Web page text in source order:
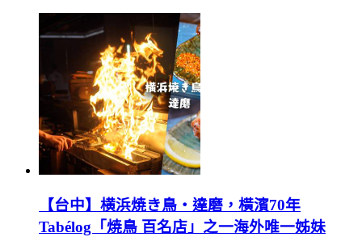
【台中】横浜焼き鳥‧達磨，橫濱70年
Tabélog「焼鳥 百名店」之一海外唯一姊妹